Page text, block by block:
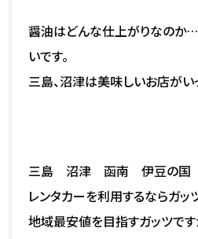
醤油はどんな仕上がりなの
いです。
三島、沼津は美味しいお店が
三島 沼津 函南 伊豆の国
レンタカーを利用するならガッ
地域最安値を目指すガッツで